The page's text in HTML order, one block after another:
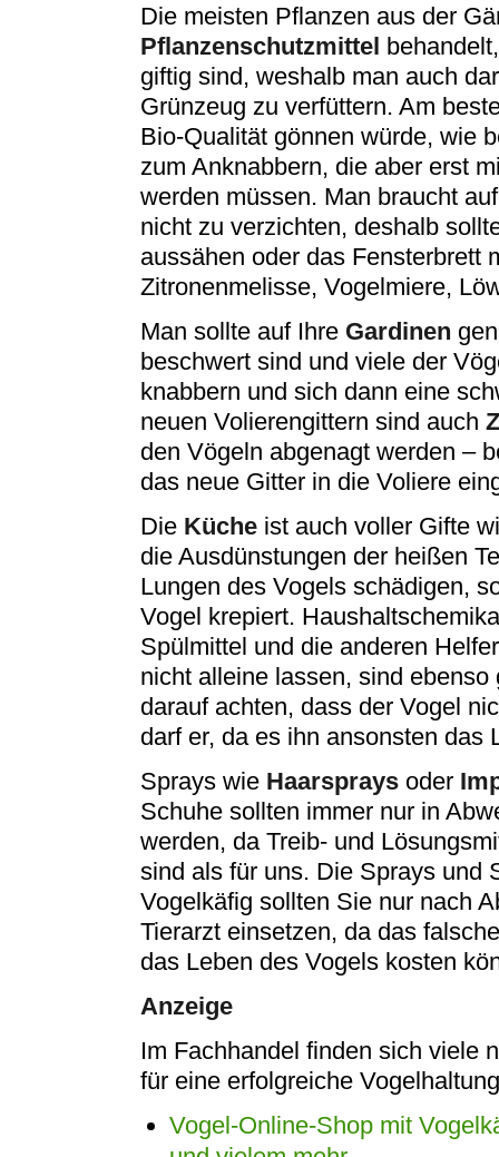
Die meisten Pflanzen aus der
Pflanzenschutzmittel
giftig sind, weshalb man auch
Grünzeug zu verfüttern. Am
Bio-Qualität gönnen würde, wie
zum Anknabbern, die aber erst
werden müssen. Man braucht
nicht zu verzichten, deshalb
aussähen oder das Fensterbrett
Zitronenmelisse, Vogelmiere,
Man sollte auf Ihre Gardinen
beschwert sind und viele der
knabbern und sich dann eine
neuen Volierengittern sind auch
den Vögeln abgenagt werden –
das neue Gitter in die Voliere
Die Küche ist auch voller Gifte
die Ausdünstungen der heißen
Lungen des Vogels schädigen,
Vogel krepiert.
Spülmittel und die anderen
nicht alleine lassen, sind
darauf achten, dass der Vogel
darf er, da es ihn ansonsten das
Sprays wie Haarsprays oder
Schuhe sollten immer nur in
werden, da Treib- und
sind als für uns. Die Sprays und
Vogelkäfig sollten Sie nur nach
Tierarzt einsetzen, da das
das Leben des Vogels kosten
Anzeige
Im Fachhandel finden sich viele
für eine erfolgreiche
Vogel-Online-Shop mit